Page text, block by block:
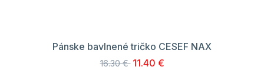
Pánske bavlnené tričko CESEF NAX
16.30 € 11.40 €